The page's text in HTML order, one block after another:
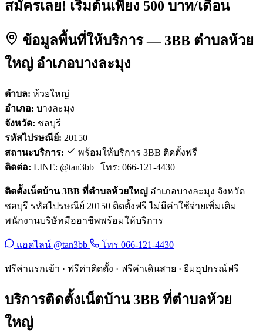
สมัครเลย! เริ่มต้นเพียง 500 บาท/เดือน
ข้อมูลพื้นที่ให้บริการ — 3BB ตำบลห้วย
ใหญ่ อำเภอบางละมุง
ตำบล: ห้วยใหญ่
อำเภอ: บางละมุง
จังหวัด: ชลบุรี
รหัสไปรษณีย์: 20150
สถานะบริการ:
พร้อมให้บริการ 3BB ติดตั้งฟรี
ติดต่อ: LINE: @tan3bb | โทร: 066-121-4430
ติดตั้งเน็ตบ้าน 3BB ที่ตำบลห้วยใหญ่ อำเภอบางละมุง จังหวัด
ชลบุรี รหัสไปรษณีย์ 20150 ติดตั้งฟรี ไม่มีค่าใช้จ่ายเพิ่มเติม
พนักงานบริษัทมืออาชีพพร้อมให้บริการ
แอดไลน์ @tan3bb โทร 066-121-4430
ฟรีค่าแรกเข้า · ฟรีค่าติดตั้ง · ฟรีค่าเดินสาย · ยืมอุปกรณ์ฟรี
บริการติดตั้งเน็ตบ้าน 3BB ที่ตำบลห้วย
ใหญ่